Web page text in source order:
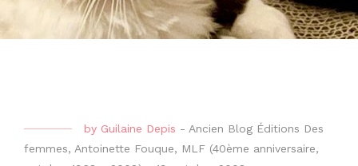
by Guilaine Depis - Ancien Blog Éditions Des
femmes, Antoinette Fouque, MLF (40ème anniversaire,